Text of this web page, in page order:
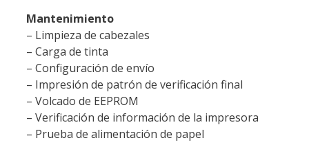
Mantenimiento
– Limpieza de cabezales
– Carga de tinta
– Configuración de envío
– Impresión de patrón de verificación final
– Volcado de EEPROM
– Verificación de información de la impresora
– Prueba de alimentación de papel